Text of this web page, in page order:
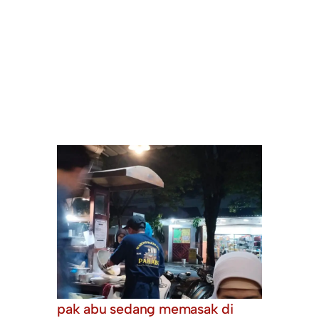
pak abu sedang memasak di